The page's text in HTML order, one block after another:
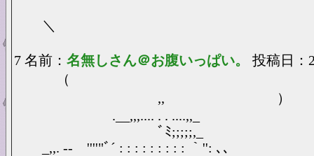
＼
7 名前： 名無しさん＠お腹いっぱい。 投稿日：
（
,, ）
.__,,,.... . . ....,,_
ﾞﾐ
_,,. -‐ ''''"ﾞ´ : : : : : : : : : ｀'': ､、